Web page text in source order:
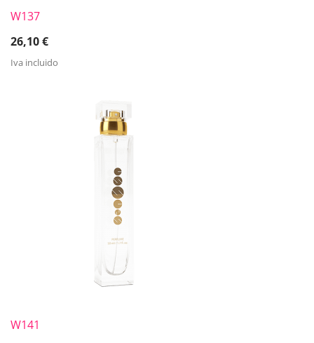
W137
26,10€
Iva incluido
W141